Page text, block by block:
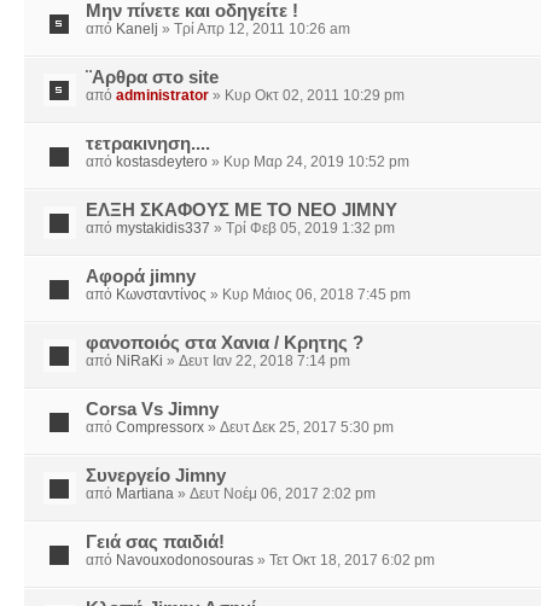
Μην πίνετε και οδηγείτε !
από Kanelj » Τρί Απρ 12, 2011 10:26 am
¨Αρθρα στο site
από administrator » Κυρ Οκτ 02, 2011 10:29 pm
τετρακινηση....
από kostasdeytero » Κυρ Μαρ 24, 2019 10:52 pm
ΕΛΞΗ ΣΚΑΦΟΥΣ ΜΕ ΤΟ ΝΕΟ JIMNY
από mystakidis337 » Τρί Φεβ 05, 2019 1:32 pm
Αφορά jimny
από Κωνσταντίνος » Κυρ Μάιος 06, 2018 7:45 pm
φανοποιός στα Χανια / Κρητης ?
από NiRaKi » Δευτ Ιαν 22, 2018 7:14 pm
Corsa Vs Jimny
από Compressorx » Δευτ Δεκ 25, 2017 5:30 pm
Συνεργείο Jimny
από Martiana » Δευτ Νοέμ 06, 2017 2:02 pm
Γειά σας παιδιά!
από Navouxodonosouras » Τετ Οκτ 18, 2017 6:02 pm